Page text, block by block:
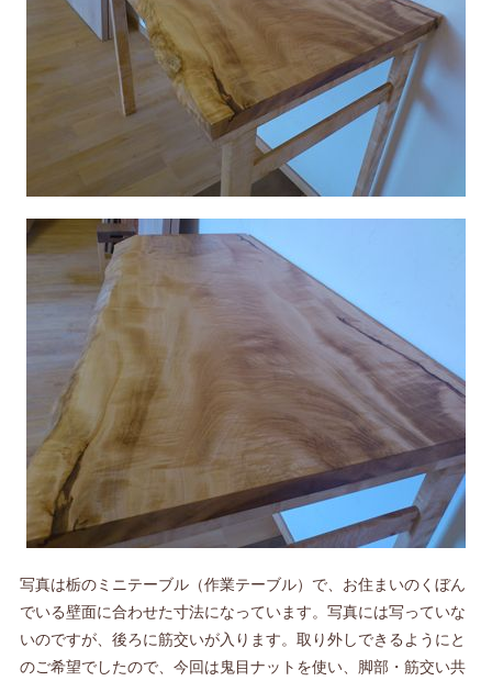
写真は栃のミニテーブル（作業テーブル）で、お住まいのくぼん
でいる壁面に合わせた寸法になっています。写真には写っていな
いのですが、後ろに筋交いが入ります。取り外しできるようにと
のご希望でしたので、今回は鬼目ナットを使い、脚部・筋交い共